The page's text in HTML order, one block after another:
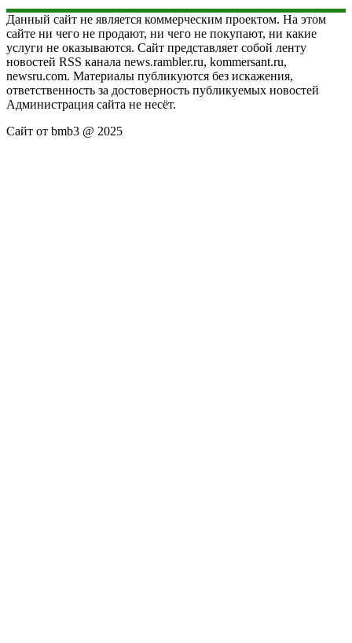
Данный сайт не является коммерческим проектом. На этом
сайте ни чего не продают, ни чего не покупают, ни какие
услуги не оказываются. Сайт представляет собой ленту
новостей RSS канала news.rambler.ru, kommersant.ru,
newsru.com. Материалы публикуются без искажения,
ответственность за достоверность публикуемых новостей
Администрация сайта не несёт.
Сайт от bmb3 @ 2025